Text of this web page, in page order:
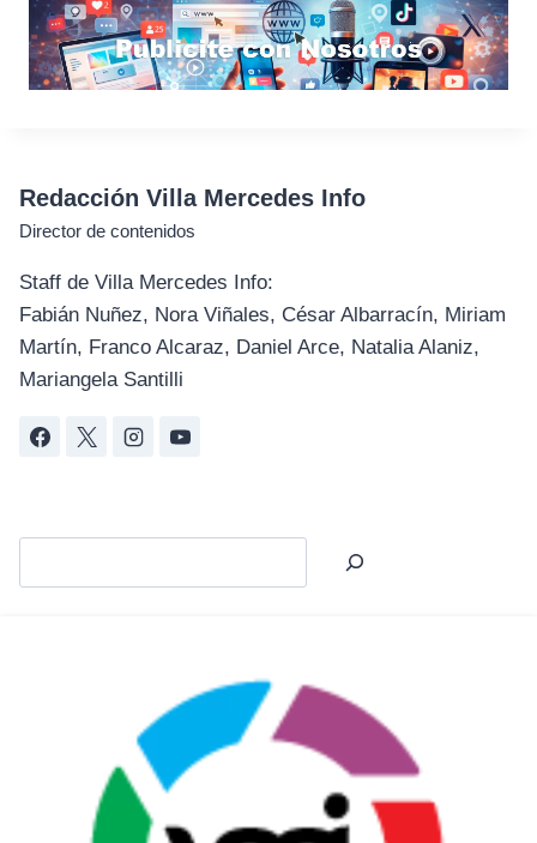
Redacción Villa Mercedes Info
Director de contenidos
Staff de Villa Mercedes Info:
Fabián Nuñez, Nora Viñales, César Albarracín, Miriam
Martín, Franco Alcaraz, Daniel Arce, Natalia Alaniz,
Mariangela Santilli